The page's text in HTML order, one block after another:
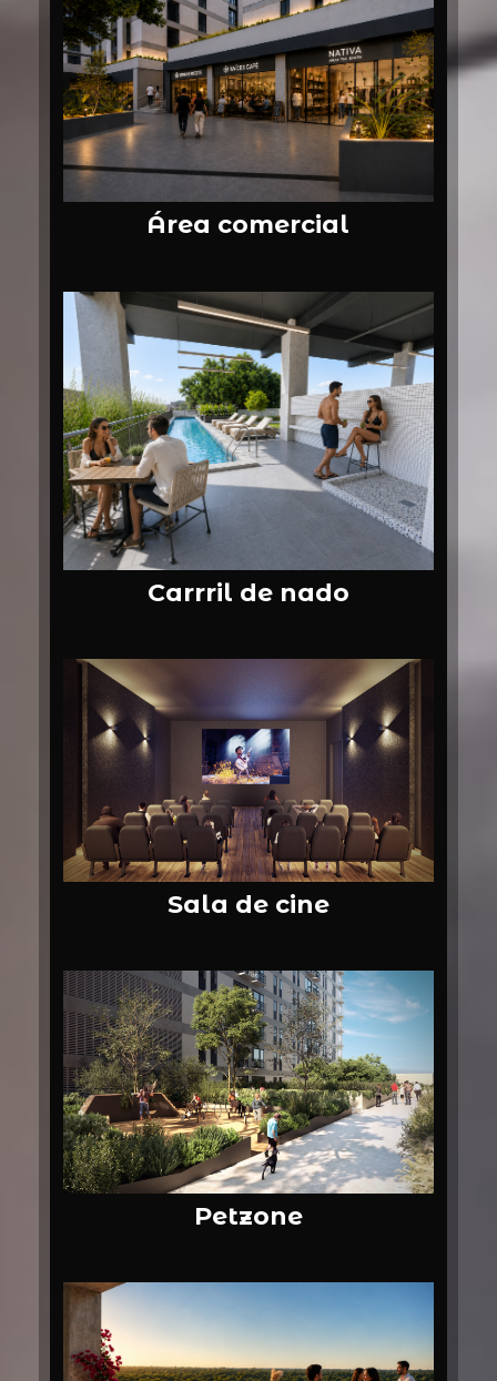
Área comercial
Carrril de nado
Sala de cine
Petzone